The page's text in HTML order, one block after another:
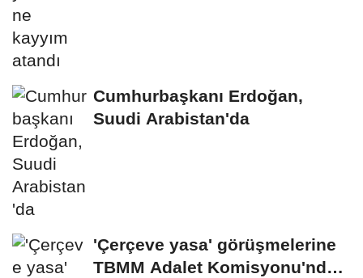
Cumhurbaşkanı Erdoğan,
Suudi Arabistan'da
'Çerçeve yasa' görüşmelerine
TBMM Adalet Komisyonu'nda